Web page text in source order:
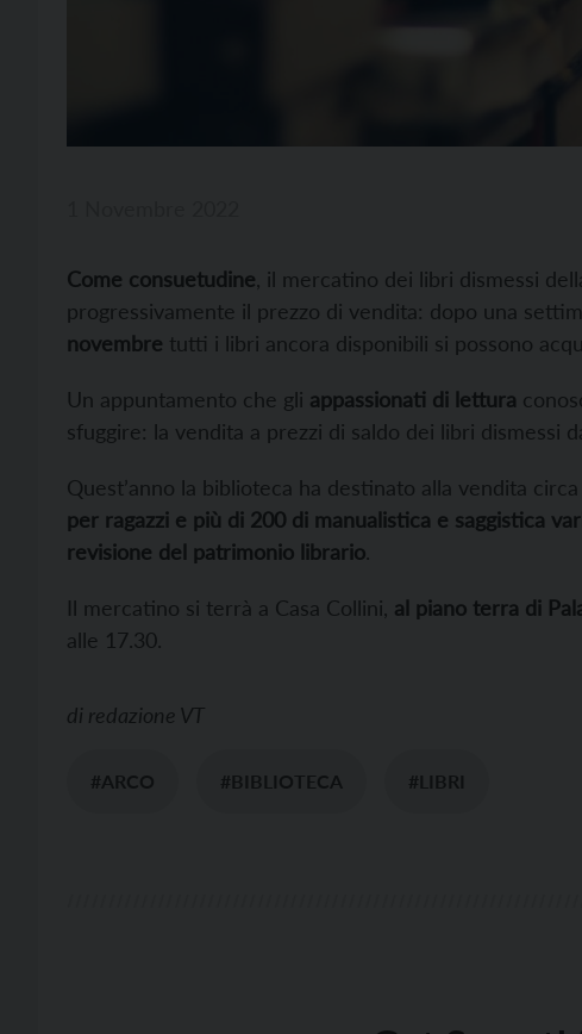
Come consuetudine , il mercatino dei libri dismessi
progressivamente il prezzo di vendita: dopo una
novembre tutti i libri ancora disponibili si possono
Un appuntamento che gli appassionati di lettura
sfuggire: la vendita a prezzi di saldo dei libri dismessi
Quest’anno la biblioteca ha destinato alla vendita circa
per ragazzi e più di 200 di manualistica e saggistica
revisione del patrimonio librario.
Il mercatino si terrà a Casa Collini, al piano terra di
alle 17.30.
di redazione VT
#ARCO #BIBLIOTECA #LIBRI